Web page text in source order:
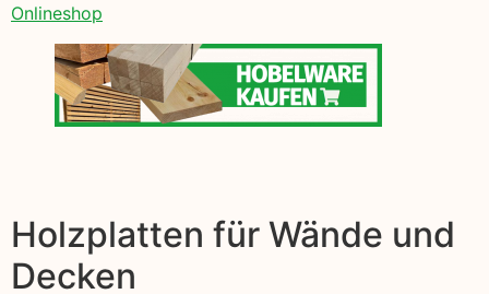
Onlineshop
Holzplatten für Wände und
Decken